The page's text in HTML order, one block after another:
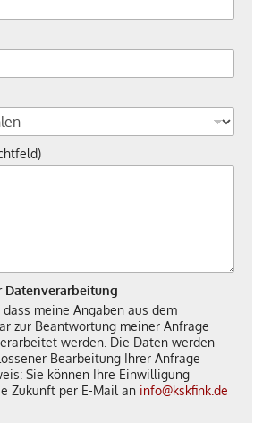
Datenverarbeitung
dass meine Angaben aus dem
zur Beantwortung meiner Anfrage
werden. Die Daten werden
Bearbeitung Ihrer Anfrage
Sie können Ihre Einwilligung
Zukunft per E-Mail an info@kskfink.de